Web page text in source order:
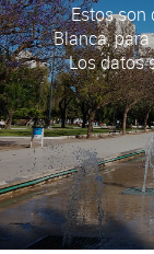
Estos son
Blanca,
Los datos